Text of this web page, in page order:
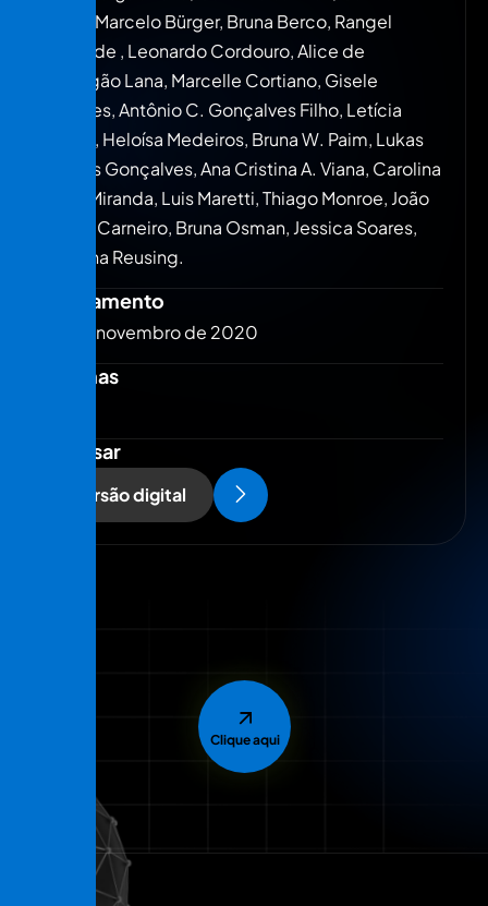
Bellé, Marcelo Bürger, Bruna Berco, Rangel
Trindade , Leonardo Cordouro, Alice de
Perdigão Lana, Marcelle Cortiano, Gisele
Mendes, Antônio C. Gonçalves Filho, Letícia
Canut, Heloísa Medeiros, Bruna W. Paim, Lukas
Ruthes Gonçalves, Ana Cristina A. Viana, Carolina
F. de Miranda, Luis Maretti, Thiago Monroe, João
Victor Carneiro, Bruna Osman, Jessica Soares,
Luciana Reusing.
Lançamento
28 de novembro de 2020
Páginas
Acessar
Versão digital
Clique aqui